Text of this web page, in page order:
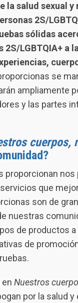
la salud sexual
2S/
sólidas
LGBTQIA+ a
se
ampliamente
y las partes
cuerpos,
proporcionan
que
son de
nuestras
de productos
de
Nuestros
por la salud